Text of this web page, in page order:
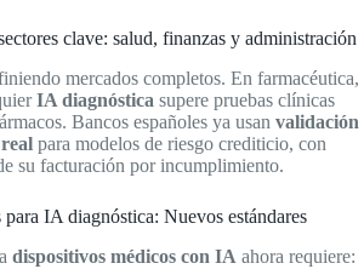
clave: salud, finanzas y administración
mercados completos. En farmacéutica,
IA diagnóstica supere pruebas clínicas
Bancos españoles ya usan validación
para modelos de riesgo crediticio, con
su facturación por incumplimiento.
IA diagnóstica: Nuevos estándares
dispositivos médicos con IA ahora requiere: